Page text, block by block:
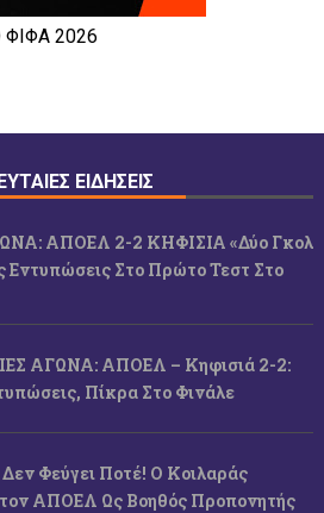
2026
ΕΙΔΗΣΕΙΣ
ΑΠΟΕΛ 2-2 ΚΗΦΙΣΙΑ «Δύο Γκολ
Εντυπώσεις Στο Πρώτο Τεστ Στο
ΑΓΩΝΑ: ΑΠΟΕΛ – Κηφισιά 2-2:
Πίκρα Στο Φινάλε
Φεύγει Ποτέ! Ο Κοιλαράς
ΑΠΟΕΛ Ως Βοηθός Προπονητής